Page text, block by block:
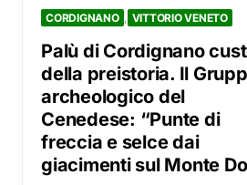
CORDIGNANO VITTORIO VENETO
Palù di Cordignano
della preistoria. Il
archeologico del
Cenedese: “Punte di
freccia e selce dai
giacimenti sul Monte